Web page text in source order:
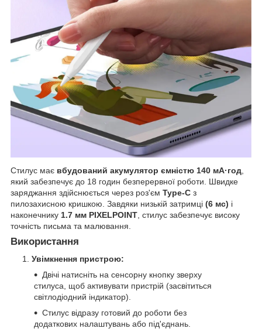
Стилус має вбудований акумулятор ємністю 140 мА·год
який забезпечує до 18 годин безперервної роботи. Швидке
заряджання здійснюється через роз'єм Type-C з
пилозахисною кришкою. Завдяки низькій затримці (6 мс) і
наконечнику 1.7 мм PIXELPOINT , стилус забезпечує високу
точність письма та малювання.
Використання
Увімкнення пристрою:
Двічі натисніть на сенсорну кнопку зверху
стилуса, щоб активувати пристрій (засвітиться
світлодіодний індикатор).
Стилус відразу готовий до роботи без
додаткових налаштувань або під'єднань.